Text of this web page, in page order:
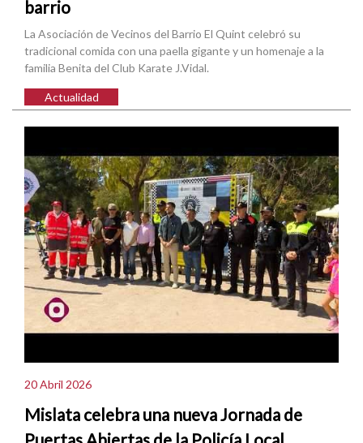
barrio
La Asociación de Vecinos del Barrio El Quint celebró su
tradicional comida con una paella gigante y un homenaje a la
familia Benita del Club Karate J.Vidal.
Actualidad
20 Abril 2026
Mislata celebra una nueva Jornada de